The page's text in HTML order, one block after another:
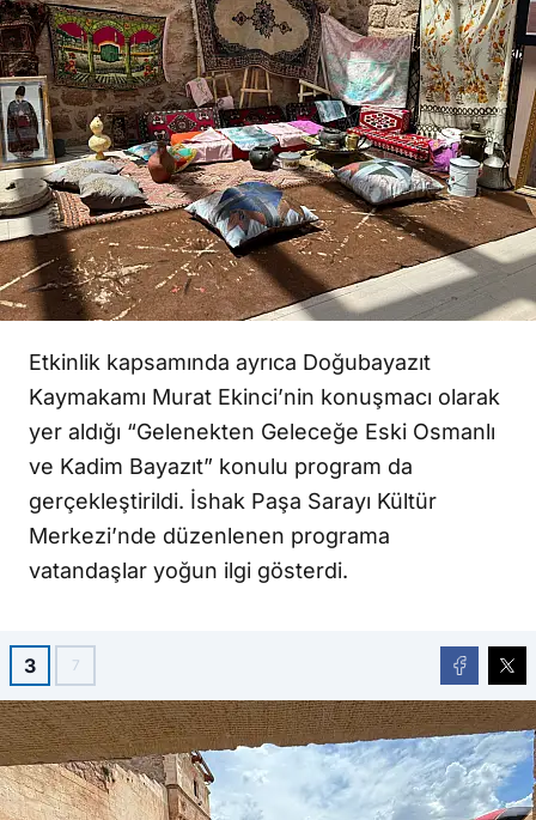
Etkinlik kapsamında ayrıca Doğubayazıt
Kaymakamı Murat Ekinci’nin konuşmacı olarak
yer aldığı “Gelenekten Geleceğe Eski Osmanlı
ve Kadim Bayazıt” konulu program da
gerçekleştirildi. İshak Paşa Sarayı Kültür
Merkezi’nde düzenlenen programa
vatandaşlar yoğun ilgi gösterdi.
3 7